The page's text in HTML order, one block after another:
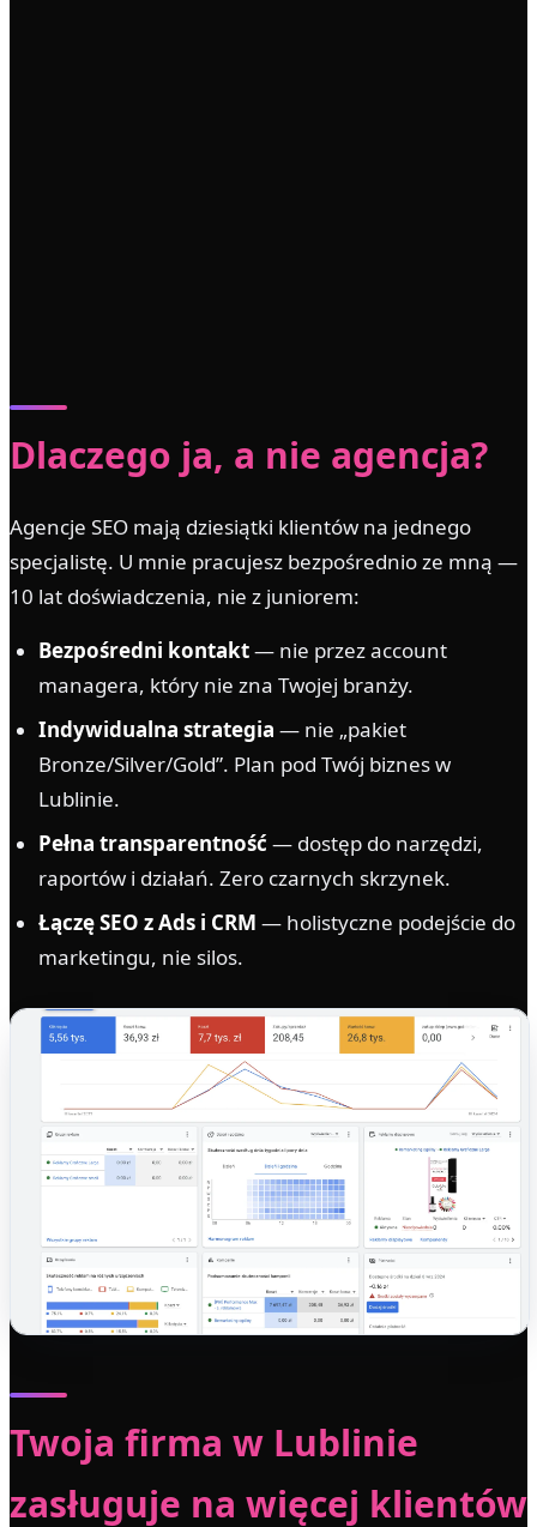
Dlaczego ja, a nie agencja?
Agencje SEO mają dziesiątki klientów na jednego
specjalistę. U mnie pracujesz bezpośrednio ze mną —
10 lat doświadczenia, nie z juniorem:
Bezpośredni kontakt— nie przez account
managera, który nie zna Twojej branży.
Indywidualna strategia — nie „pakiet
Bronze/Silver/Gold”. Plan pod Twój biznes w
Lublinie.
Pełna transparentność — dostęp do narzędzi,
raportów i działań. Zero czarnych skrzynek.
Łączę SEO z Ads i CRM — holistyczne podejście do
marketingu, nie silos.
Twoja firma w Lublinie
zasługuje na więcej klientów